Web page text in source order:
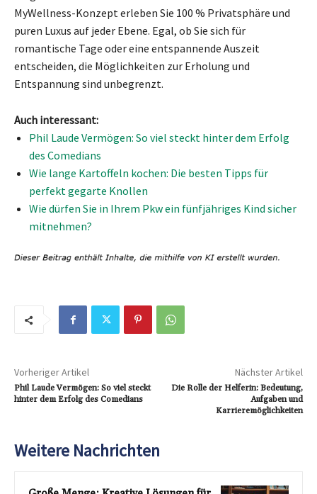
MyWellness-Konzept erleben Sie 100 % Privatsphäre und
puren Luxus auf jeder Ebene. Egal, ob Sie sich für
romantische Tage oder eine entspannende Auszeit
entscheiden, die Möglichkeiten zur Erholung und
Entspannung sind unbegrenzt.
Auch interessant:
Phil Laude Vermögen: So viel steckt hinter dem Erfolg
des Comedians
Wie lange Kartoffeln kochen: Die besten Tipps für
perfekt gegarte Knollen
Wie dürfen Sie in Ihrem Pkw ein fünfjähriges Kind sicher
mitnehmen?
Vorheriger Artikel
Phil Laude Vermögen: So viel steckt
hinter dem Erfolg des Comedians
Nächster Artikel
Die Rolle der Helferin: Bedeutung,
Aufgaben und
Karrieremöglichkeiten
Weitere Nachrichten